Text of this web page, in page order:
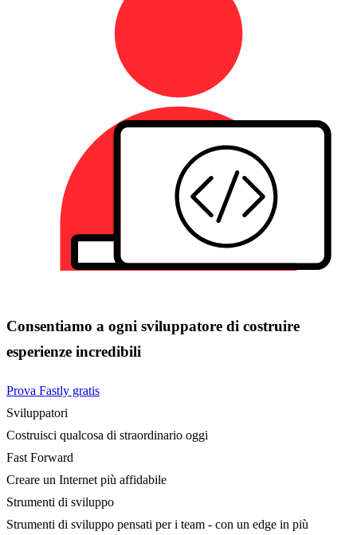
Consentiamo a ogni sviluppatore di costruire
esperienze incredibili
Prova Fastly gratis
Sviluppatori
Costruisci qualcosa di straordinario oggi
Fast Forward
Creare un Internet più affidabile
Strumenti di sviluppo
Strumenti di sviluppo pensati per i team - con un edge in più